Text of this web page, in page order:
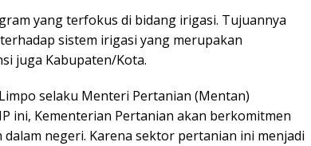
yang terfokus di bidang irigasi. Tujuannya
sistem irigasi yang merupakan
juga Kabupaten/Kota.
selaku Menteri Pertanian (Mentan)
ini, Kementerian Pertanian akan berkomitmen
negeri. Karena sektor pertanian ini menjadi